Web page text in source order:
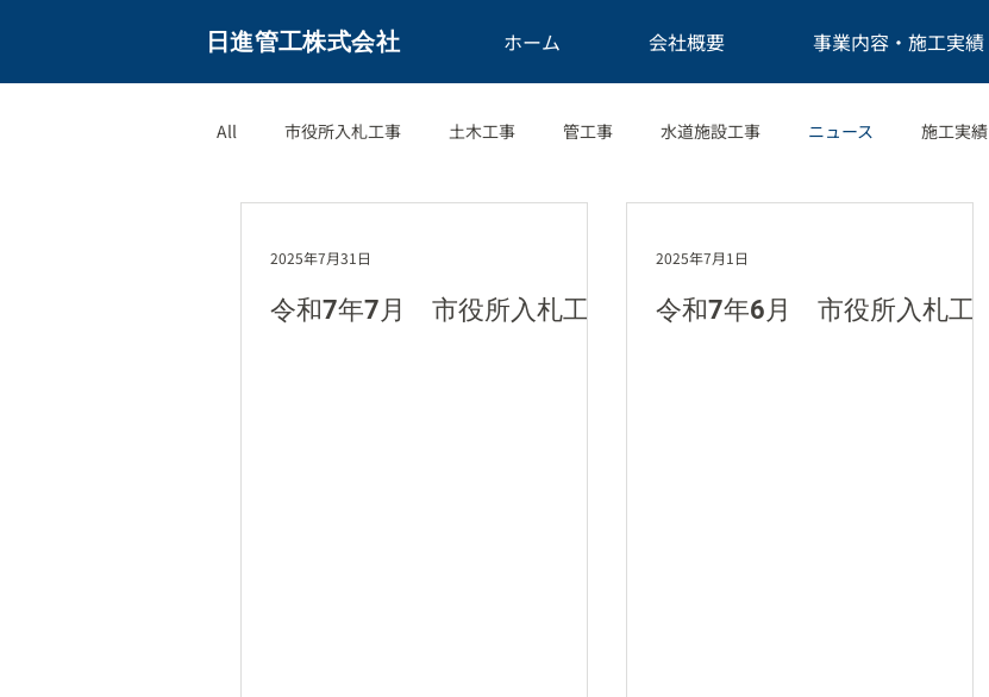
日進管工株式会社 ホーム 会社概要 事業内容・施工実績
All 市役所入札工事 土木工事 管工事 水道施設工事 ニュース 施工実績
令和7年7月 市役所入札工事
2025年7月31日
令和7年6月 市役所入札工事
2025年7月1日